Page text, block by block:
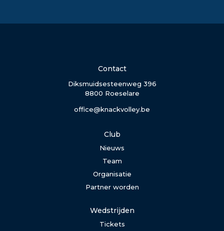
Contact
Diksmuidsesteenweg 396
8800 Roeselare
office@knackvolley.be
Club
Nieuws
Team
Organisatie
Partner worden
Wedstrijden
Tickets